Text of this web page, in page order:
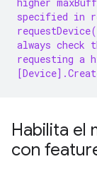
specified in
always
requesting a
Habilita el
con